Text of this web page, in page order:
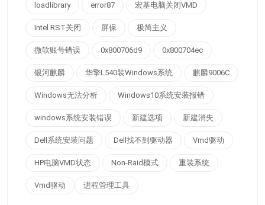
loadlibrary error87 宏基电脑关闭VMD
Intel RST关闭 屏保 极简主义
微软账号错误 0x800706d9 0x800704ec
银河麒麟 华擎L540装Windows系统 麒麟9006C
Windows无法分析 Windows10系统安装报错
windows系统安装错误 新建选项 新建消失
Dell系统安装问题 Dell找不到驱动器 Vmd驱动
HP电脑VMD状态 Non-Raid模式 重装系统
Vmd驱动 进程管理工具